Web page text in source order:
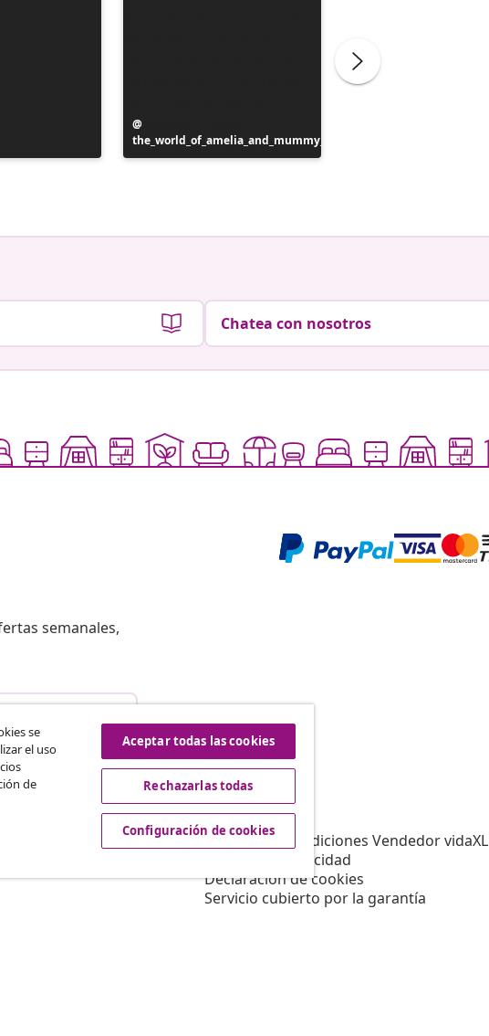
realizada
por
the_world_of_amelia_and_mummy_
Chatea con nosotros
semanales,
vidaXL
Sobre vidaXL
Términos y Condiciones Vendedor vidaXL
Política de privacidad
Declaración de cookies
Servicio cubierto por la garantía
se
el uso
de
Aceptar todas las cookies
Rechazarlas todas
Configuración de cookies